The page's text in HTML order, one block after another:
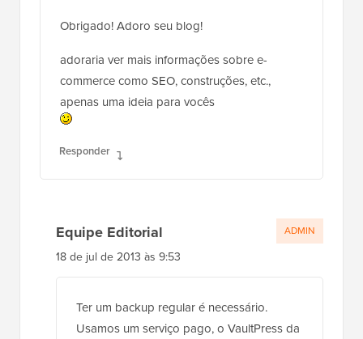
Obrigado! Adoro seu blog!
adoraria ver mais informações sobre e-
commerce como SEO, construções, etc.,
apenas uma ideia para vocês
Responder
Equipe Editorial
18 de jul de 2013 às 9:53
Ter um backup regular é necessário.
Usamos um serviço pago, o VaultPress da
ADMIN